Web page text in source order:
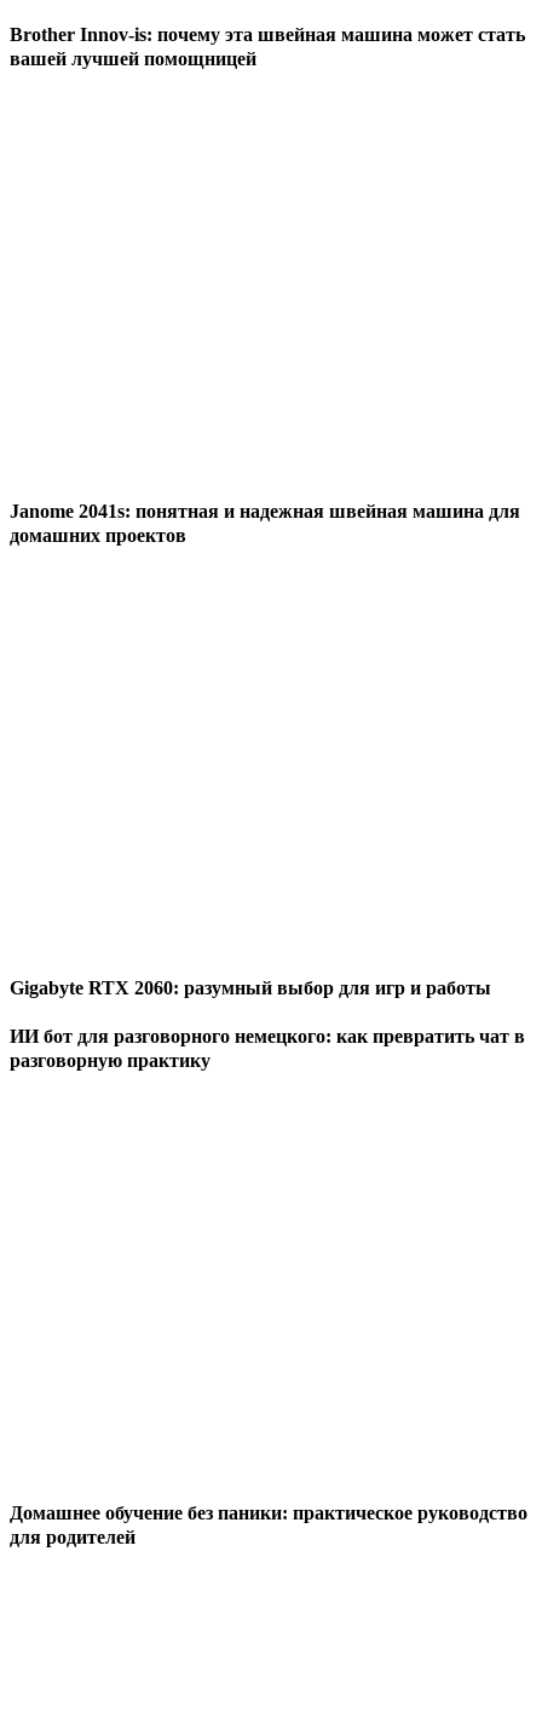
Brother Innov-is: почему эта швейная машина может стать
вашей лучшей помощницей
Janome 2041s: понятная и надежная швейная машина для
домашних проектов
Gigabyte RTX 2060: разумный выбор для игр и работы
ИИ бот для разговорного немецкого: как превратить чат в
разговорную практику
Домашнее обучение без паники: практическое руководство
для родителей